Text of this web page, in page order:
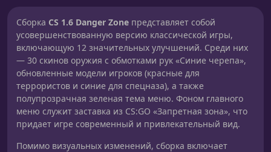
Сборка CS 1.6 Danger Zone представляет собой
усовершенствованную версию классической игры,
включающую 12 значительных улучшений. Среди них
— 30 скинов оружия с обмотками рук «Синие черепа»,
обновленные модели игроков (красные для
террористов и синие для спецназа), а также
полупрозрачная зеленая тема меню. Фоном главного
меню служит заставка из CS:GO «Запретная зона», что
придает игре современный и привлекательный вид.
Помимо визуальных изменений, сборка включает